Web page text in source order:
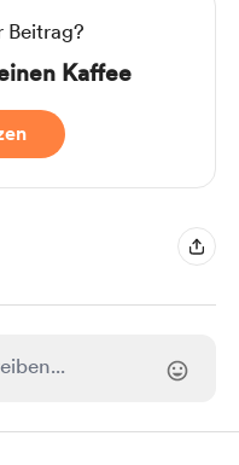
Beitrag?
Kaffee